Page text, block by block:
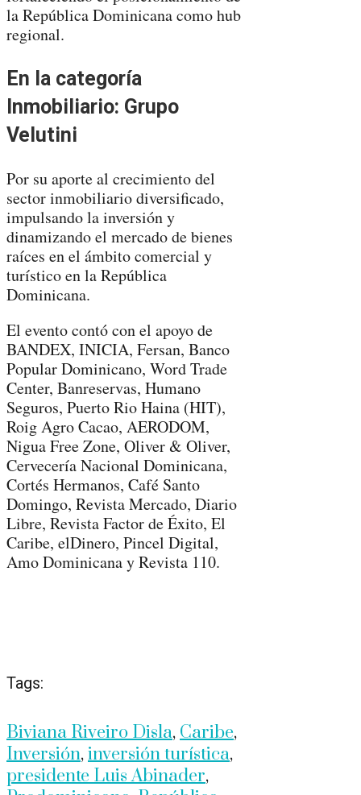
la República Dominicana como hub
regional.
En la categoría
Inmobiliario: Grupo
Velutini
Por su aporte al crecimiento del
sector inmobiliario diversificado,
impulsando la inversión y
dinamizando el mercado de bienes
raíces en el ámbito comercial y
turístico en la República
Dominicana.
El evento contó con el apoyo de
BANDEX, INICIA, Fersan, Banco
Popular Dominicano, Word Trade
Center, Banreservas, Humano
Seguros, Puerto Rio Haina (HIT),
Roig Agro Cacao, AERODOM,
Nigua Free Zone, Oliver & Oliver,
Cervecería Nacional Dominicana,
Cortés Hermanos, Café Santo
Domingo, Revista Mercado, Diario
Libre, Revista Factor de Éxito, El
Caribe, elDinero, Pincel Digital,
Amo Dominicana y Revista 110.
Tags:
Biviana Riveiro Disla,Caribe,
Inversión,inversión turística,
presidente Luis Abinader,